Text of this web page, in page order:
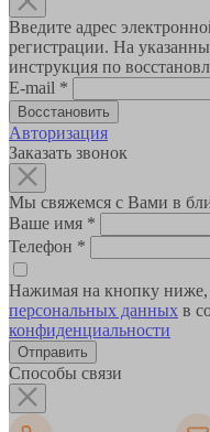
Введите адрес
регистрации. На
инструкция по
E-mail *
Авторизация
Заказать звонок
Мы свяжемся с Вами в
Ваше имя *
Телефон *
Нажимая на кнопку
персональных данных в
конфиденциальности
Способы связи